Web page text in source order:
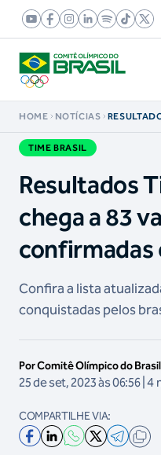
HOME NOTÍCIAS
TIME BRASIL
Resultados
chega a 83
confirmadas
Confira a lista
conquistadas pelos
Por Comitê Olímpico do Brasil
25 de set, 2023 às 06:56 | 4
COMPARTILHE VIA: